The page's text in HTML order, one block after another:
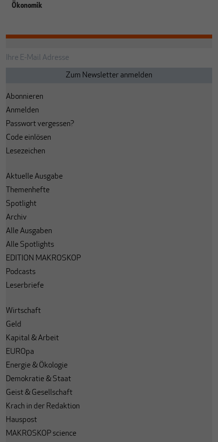
Ökonomik
Abonnieren
Anmelden
Passwort vergessen?
Code einlösen
Lesezeichen
Aktuelle Ausgabe
Themenhefte
Spotlight
Archiv
Alle Ausgaben
Alle Spotlights
EDITION MAKROSKOP
Podcasts
Leserbriefe
Wirtschaft
Geld
Kapital & Arbeit
EUROpa
Energie & Ökologie
Demokratie & Staat
Geist & Gesellschaft
Krach in der Redaktion
Hauspost
MAKROSKOP science